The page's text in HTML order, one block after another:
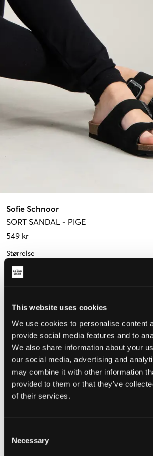
This website uses cookies
We use cookies to personalise content
provide social media features and to
We also share information about your
our social media, advertising and
may combine it with other information
provided to them or that they’ve
of their services.
Selection
Necessary
Sofie Schnoor
SORT SANDAL - PIGE
549 kr
Størrelse
35
Lille Perfekt
STØRRELSESGUIDE
VÆLG EN STØRRELSE
Fri fragt over 499 kr